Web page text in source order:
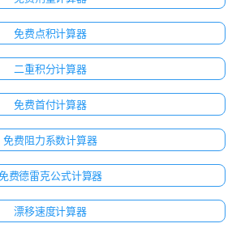
免费点积计算器
二重积分计算器
免费首付计算器
免费阻力系数计算器
费德雷克公式计算器
漂移速度计算器